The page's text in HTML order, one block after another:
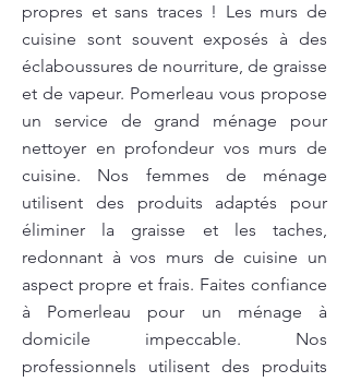
propres et sans traces ! Les murs de
cuisine sont souvent exposés à des
éclaboussures de nourriture, de graisse
et de vapeur. Pomerleau vous propose
un service de grand ménage pour
nettoyer en profondeur vos murs de
cuisine. Nos femmes de ménage
utilisent des produits adaptés pour
éliminer la graisse et les taches,
redonnant à vos murs de cuisine un
aspect propre et frais. Faites confiance
à Pomerleau pour un ménage à
domicile impeccable. Nos
professionnels utilisent des produits